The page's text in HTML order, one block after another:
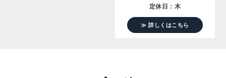
定休日：木
≫ 詳しくはこちら